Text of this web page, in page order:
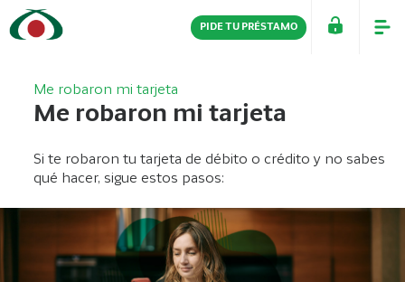
PIDE TU PRÉSTAMO
PERSONAS
Me robaron mi tarjeta
Me robaron mi tarjeta
Si te robaron tu tarjeta de débito o crédito y no sabes
qué hacer, sigue estos pasos: